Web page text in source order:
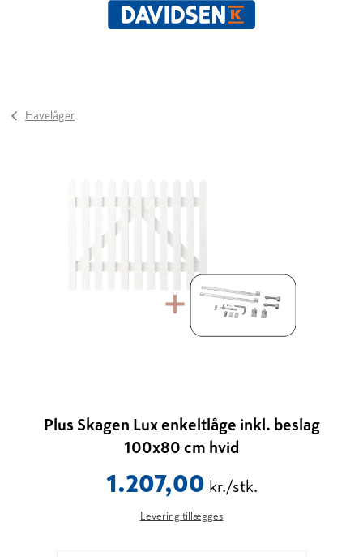
Havelåger
Plus Skagen Lux enkeltlåge inkl. beslag
100x80 cm hvid
1.207,00 kr./stk.
Levering tillægges